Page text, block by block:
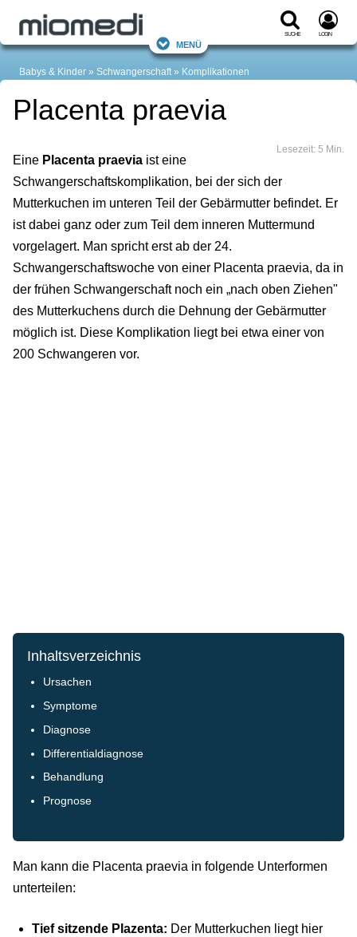
Suche Login
Menü
Babys & Kinder Schwangerschaft Komplikationen
Placenta praevia
Lesezeit: 5 Min.
Eine Placenta praevia ist eine
Schwangerschaftskomplikation, bei der sich der
Mutterkuchen im unteren Teil der Gebärmutter befindet. Er
ist dabei ganz oder zum Teil dem inneren Muttermund
vorgelagert. Man spricht erst ab der 24.
Schwangerschaftswoche von einer Placenta praevia, da in
der frühen Schwangerschaft noch ein „nach oben Ziehen"
des Mutterkuchens durch die Dehnung der Gebärmutter
möglich ist. Diese Komplikation liegt bei etwa einer von
200 Schwangeren vor.
Inhaltsverzeichnis
Ursachen
Symptome
Diagnose
Differentialdiagnose
Behandlung
Prognose
Man kann die Placenta praevia in folgende Unterformen
unterteilen:
Tief sitzende Plazenta: Der Mutterkuchen liegt hier